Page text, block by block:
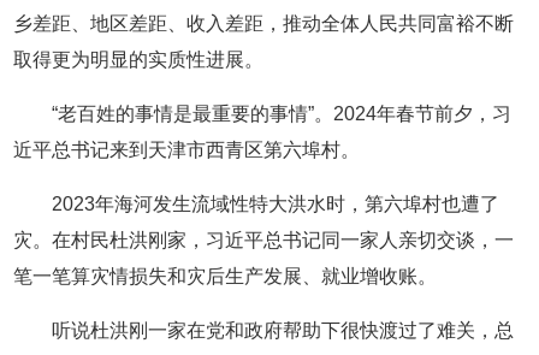
乡差距、地区差距、收入差距，推动全体人民共同富裕不断
取得更为明显的实质性进展。
“老百姓的事情是最重要的事情”。2024年春节前夕，习
近平总书记来到天津市西青区第六埠村。
2023年海河发生流域性特大洪水时，第六埠村也遭了
灾。在村民杜洪刚家，习近平总书记同一家人亲切交谈，一
笔一笔算灾情损失和灾后生产发展、就业增收账。
听说杜洪刚一家在党和政府帮助下很快渡过了难关，总